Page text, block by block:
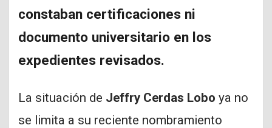
constaban certificaciones ni
documento universitario en los
expedientes revisados.
La situación de Jeffry Cerdas Lobo ya no
se limita a su reciente nombramiento